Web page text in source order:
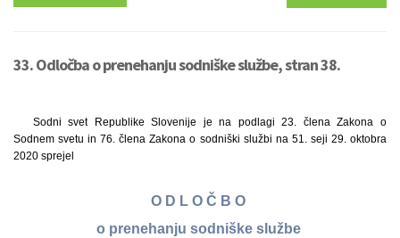
33. Odločba o prenehanju sodniške službe, stran 38.
Sodni svet Republike Slovenije je na podlagi 23. člena Zakona o
Sodnem svetu in 76. člena Zakona o sodniški službi na 51. seji 29. oktobra
2020 sprejel
O D L O Č B O
o prenehanju sodniške službe